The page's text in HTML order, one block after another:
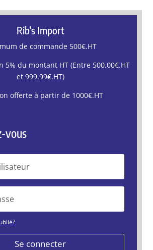
Rib’s Import
de commande 500€.HT
5% du montant HT (Entre 500.00€.HT
et 999.99€.HT)
offerte à partir de 1000€.HT
vous
Se connecter